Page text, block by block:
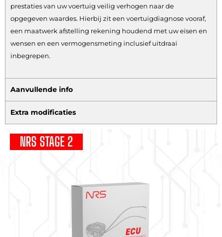
prestaties van uw voertuig veilig verhogen naar de
opgegeven waardes. Hierbij zit een voertuigdiagnose vooraf,
een maatwerk afstelling rekening houdend met uw eisen en
wensen en een vermogensmeting inclusief uitdraai
inbegrepen.
Aanvullende info
Extra modificaties
NRS STAGE 2